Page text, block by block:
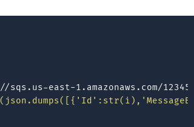
east-1.amazonaws.com/